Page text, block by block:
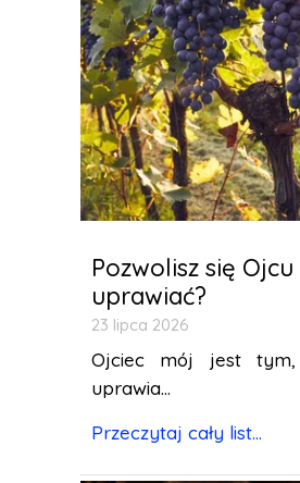
Pozwolisz się Ojcu
uprawiać?
23 lipca 2026
Ojciec mój jest
uprawia...
Przeczytaj cały list...